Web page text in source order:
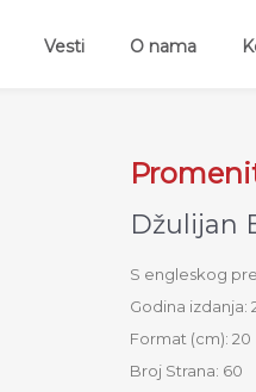
Vesti O nama
Džulijan
S engleskog
Godina izdanja:
Format (cm): 20
Broj Strana: 60